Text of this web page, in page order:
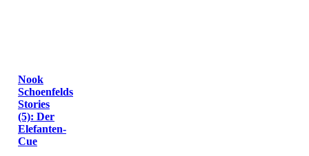
Nook
Schoenfelds
Stories
(5): Der
Elefanten-
Cue